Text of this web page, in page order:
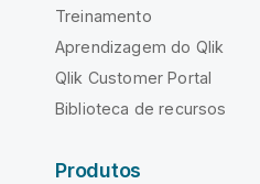
Treinamento
Aprendizagem do Qlik
Qlik Customer Portal
Biblioteca de recursos
Produtos